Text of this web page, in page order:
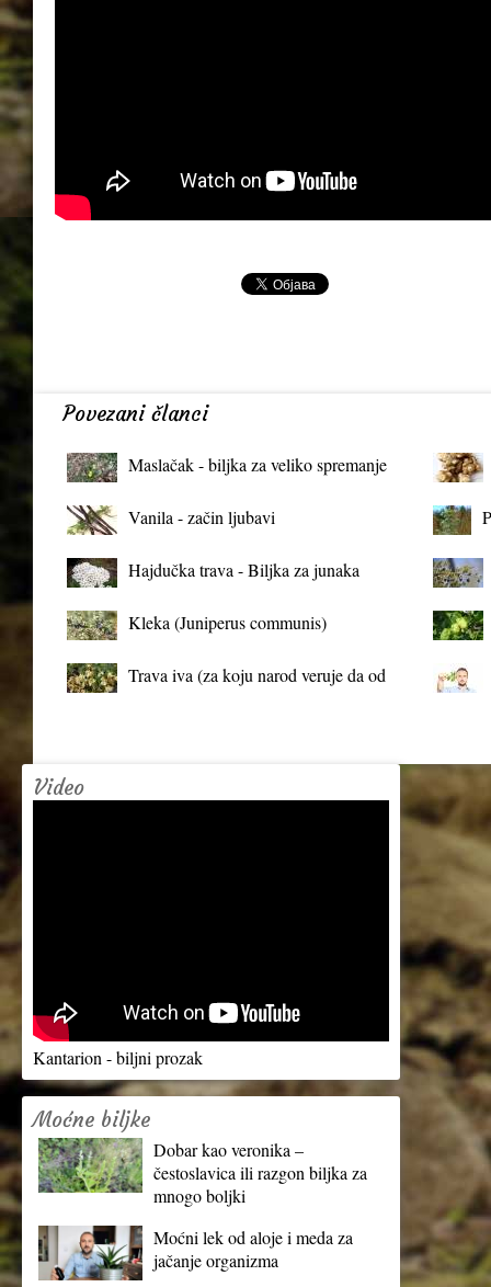
Povezani članci
Maslačak - biljka za veliko spremanje
Vanila - začin ljubavi
Hajdučka trava - Biljka za junaka
Kleka (Juniperus communis)
Trava iva (za koju narod veruje da od
Video
Kantarion - biljni prozak
Moćne biljke
Dobar kao veronika –
čestoslavica ili razgon biljka za
mnogo boljki
Moćni lek od aloje i meda za
jačanje organizma